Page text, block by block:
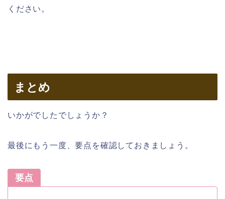
ください。
まとめ
いかがでしたでしょうか？
最後にもう一度、要点を確認しておきましょう。
要点